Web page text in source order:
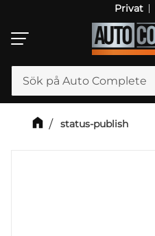
Meny
Privat
status-publish